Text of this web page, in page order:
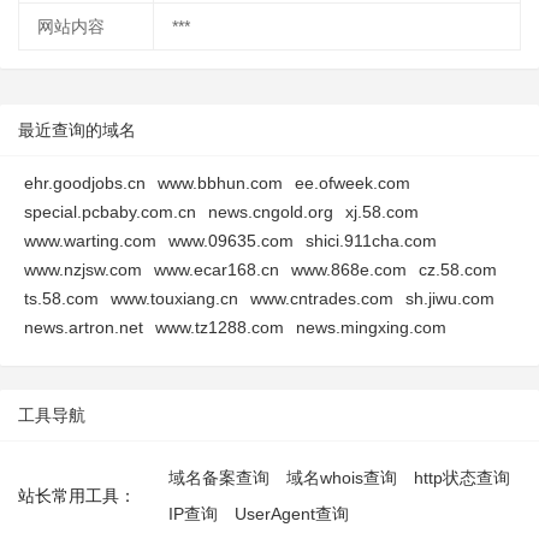
网站内容 ***
最近查询的域名
ehr.goodjobs.cn www.bbhun.com
ee.ofweek.com
special.pcbaby.com.cn
news.cngold.org
xj.58.com
www.warting.com
www.09635.com
shici.911cha.com
www.nzjsw.com
www.ecar168.cn www.868e.com
cz.58.com
ts.58.com
www.touxiang.cn www.cntrades.com
sh.jiwu.com
news.artron.net
www.tz1288.com news.mingxing.com
工具导航
站长常用工具：
域名备案查询 域名whois查询
http状态查询
IP查询
UserAgent查询